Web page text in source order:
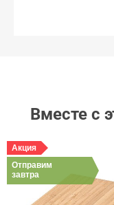
Вместе с
Акция
Отправим
завтра